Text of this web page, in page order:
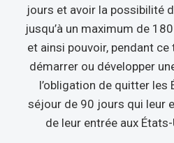
jours et avoir la possibilité
jusqu’à un maximum de
et ainsi pouvoir, pendant
démarrer ou développer
l’obligation de quitter les
séjour de 90 jours qui leur
de leur entrée aux